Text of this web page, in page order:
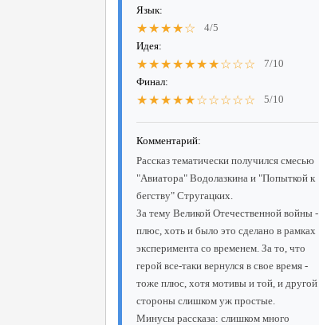
Язык:
★★★★☆
4/5
Идея:
★★★★★★★☆☆☆
7/10
Финал:
★★★★★☆☆☆☆☆ 5/10
Комментарий:
Рассказ тематически получился смесью
"Авиатора" Водолазкина и "Попыткой к
бегству" Стругацких.
За тему Великой Отечественной войны -
плюс, хоть и было это сделано в рамках
эксперимента со временем. За то, что
герой все-таки вернулся в свое время -
тоже плюс, хотя мотивы и той, и другой
стороны слишком уж простые.
Минусы рассказа: слишком много